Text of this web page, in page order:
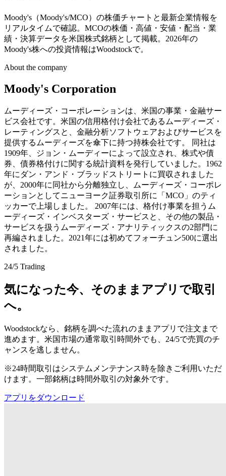
Moody's（Moody's/MCO）の株価チャートと最新企業情報を
リアルタイムで確認。MCOの株価・高値・安値・配当・業
績・決算データを米国株式銘柄として掲載。2026年の
Moody's株への投資情報はWoodstockで。
About the company
Moody's Corporation
ムーディーズ・コーポレーションは、米国の事業・金融サー
ビス会社です。米国の信用格付け会社であるムーディーズ・
レーティングスと、金融分析ソフトウェアおよびサービスを
提供するムーディーズを傘下に持つ持株会社です。 同社は
1909年、ジョン・ムーディーによって設立され、株式や債
券、債券格付けに関する統計資料を発行していました。1962
年にダン・アンド・ブラッドストリートに買収されました
が、2000年に同社から分離独立し、ムーディーズ・コーポレ
ーションとしてニューヨーク証券取引所に「MCO」のティ
ッカーで上場しました。 2007年には、格付け事業を担うム
ーディーズ・インベスターズ・サービスと、その他の製品・
サービスを扱うムーディーズ・アナリティックスの2部門に
再編されました。2021年には初めてフォーチュン500に選出
されました。
24/5 Trading
気になった今、そのままアプリで取引
へ。
Woodstockなら、銘柄を調べた流れのままアプリで注文まで
進めます。米国市場の通常取引時間外でも、24/5で売買のチ
ャンスを逃しません。
※24時間取引はシステムメンテナンス時を除きご利用いただ
けます。一部銘柄は時間外取引の対象外です。
アプリをダウンロード